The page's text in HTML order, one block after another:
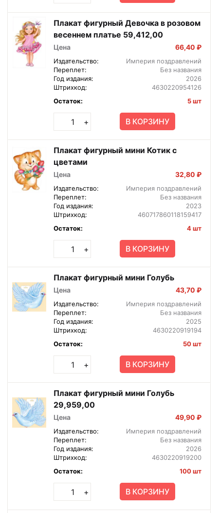
Плакат фигурный Девочка в розовом
весеннем платье 59,412,00
Цена 66,40 ₽
Издательство:
Империя поздравлений
Переплет:
Без названия
Год издания:
2026
Штрихкод:
4630220954126
Остаток:
5 шт
+ В КОРЗИНУ
Плакат фигурный мини Котик с
цветами
Цена 32,80 ₽
Издательство:
Империя поздравлений
Переплет:
Без названия
Год издания:
2023
Штрихкод:
460717860118159417
Остаток:
4 шт
+ В КОРЗИНУ
Плакат фигурный мини Голубь
Цена 43,70 ₽
Издательство:
Империя поздравлений
Переплет:
Без названия
Год издания:
2025
Штрихкод:
4630220919194
Остаток:
50 шт
+ В КОРЗИНУ
Плакат фигурный мини Голубь
29,959,00
Цена 49,90 ₽
Издательство:
Империя поздравлений
Переплет:
Без названия
Год издания:
2026
Штрихкод:
4630220919200
Остаток:
100 шт
+ В КОРЗИНУ